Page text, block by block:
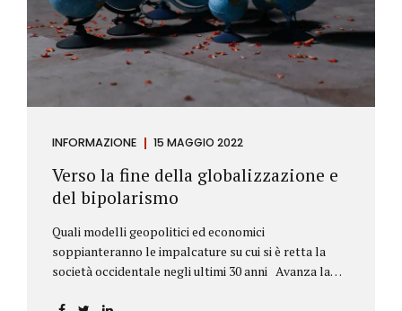
INFORMAZIONE 15 MAGGIO 2022
Verso la fine della globalizzazione e
del bipolarismo
Quali modelli geopolitici ed economici
soppianteranno le impalcature su cui si è retta la
società occidentale negli ultimi 30 anni Avanza la